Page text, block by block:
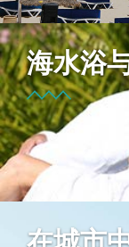
海水浴